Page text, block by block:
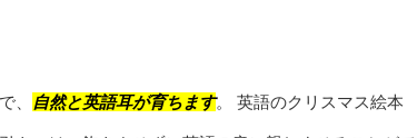
、 自然と英語耳が育ちます。 英語のクリスマス絵本